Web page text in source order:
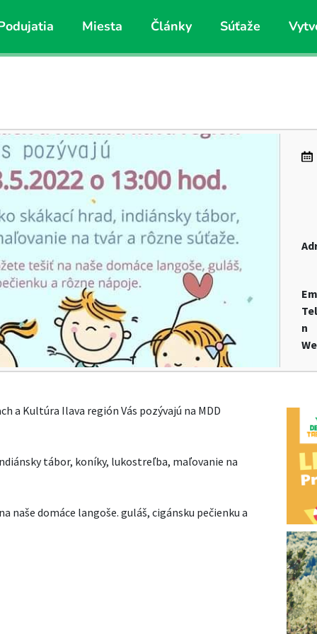
Miesta Články Súťaže
n
a Kultúra Ilava región Vás pozývajú na MDD
tábor, koníky, lukostreľba, maľovanie na
naše domáce langoše. guláš, cigánsku pečienku a